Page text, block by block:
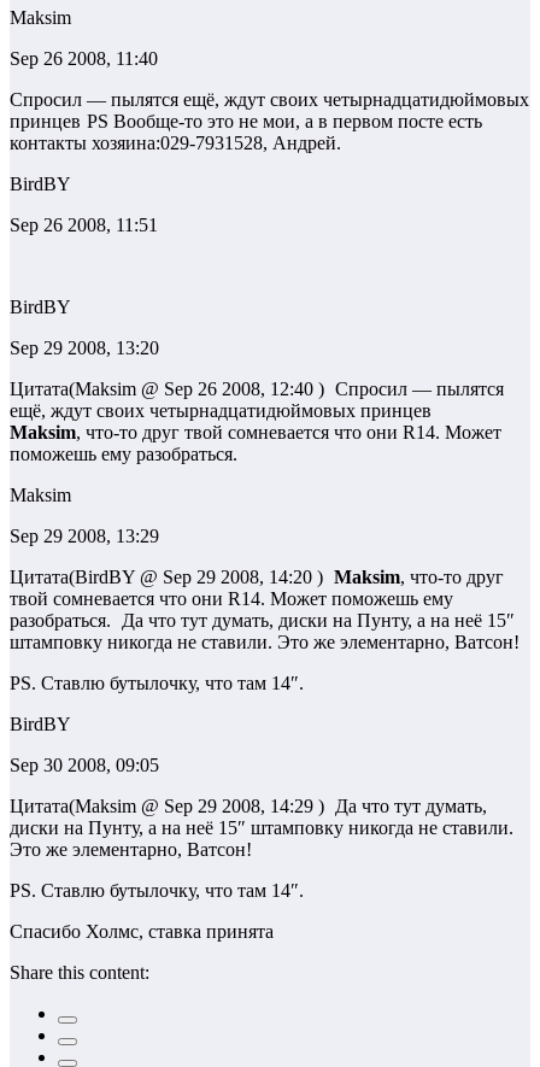
Maksim
Sep 26 2008, 11:40
Спросил — пылятся ещё, ждут своих четырнадцатидюймовых
принцев PS Вообще-то это не мои, а в первом посте есть
контакты хозяина:029-7931528, Андрей.
BirdBY
Sep 26 2008, 11:51
BirdBY
Sep 29 2008, 13:20
Цитата(Maksim @ Sep 26 2008, 12:40 ) Спросил — пылятся
ещё, ждут своих четырнадцатидюймовых принцев
Maksim, что-то друг твой сомневается что они R14. Может
поможешь ему разобраться.
Maksim
Sep 29 2008, 13:29
Цитата(BirdBY @ Sep 29 2008, 14:20 ) Maksim, что-то друг
твой сомневается что они R14. Может поможешь ему
разобраться.
Да что тут думать, диски на Пунту, а на неё 15″
штамповку никогда не ставили. Это же элементарно, Ватсон!
PS. Ставлю бутылочку, что там 14″.
BirdBY
Sep 30 2008, 09:05
Цитата(Maksim @ Sep 29 2008, 14:29 ) Да что тут думать,
диски на Пунту, а на неё 15″ штамповку никогда не ставили.
Это же элементарно, Ватсон!
PS. Ставлю бутылочку, что там 14″.
Спасибо Холмс, ставка принята
Share this content: